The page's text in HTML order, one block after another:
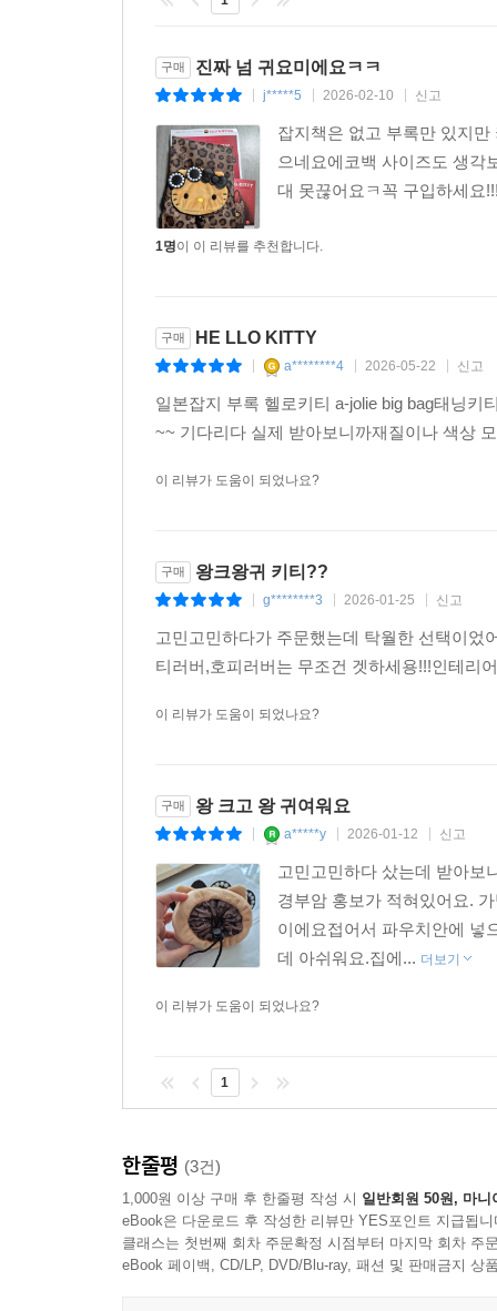
구매 진짜 넘 귀요미에요ㅋㅋ
j*****5 2026-02-10 신고
잡지책은 없고 부록만 있지
으네요에코백 사이즈도 생각
대 못끊어요ㅋ꼭 구입하세요
1명이 이 리뷰를 추천합니다.
구매 HE LLO KITTY
a********4 2026-05-22 신고
일본잡지 부록 헬로키티 a-jolie big bag태닝
~~ 기다리다 실제 받아보니까재질이나 색상
이 리뷰가 도움이 되었나요?
구매 왕크왕귀 키티??
g********3 2026-01-25 신고
고민고민하다가 주문했는데 탁월한 선택이
티러버,호피러버는 무조건 겟하세용!!!인테리
이 리뷰가 도움이 되었나요?
구매 왕 크고 왕 귀여워요
a*****y 2026-01-12 신고
고민고민하다 샀는데 받아보
경부암 홍보가 적혀있어요.
이에요접어서 파우치안에 넣
데 아쉬워요.집에... 더보기
이 리뷰가 도움이 되었나요?
1
한줄평 (3건)
1,000원 이상 구매 후 한줄평 작성 시 일반회원 50원, 마니
eBook은 다운로드 후 작성한 리뷰만 YES포인트 지급됩니
클래스는 첫번째 회차 주문확정 시점부터 마지막 회차 주
eBook 페이백, CD/LP, DVD/Blu-ray, 패션 및 판매금지 상